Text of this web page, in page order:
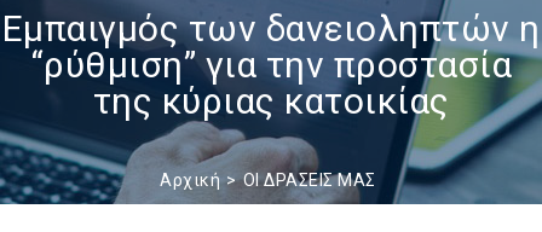
Εμπαιγμός των δανειοληπτών η
“ρύθμιση” για την προστασία
της κύριας κατοικίας
Αρχική ΟΙ ΔΡΑΣΕΙΣ ΜΑΣ